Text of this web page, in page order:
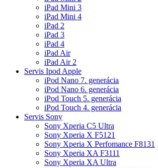
iPad Mini 3
iPad Mini 4
iPad 2
iPad 3
iPad 4
iPad Air
iPad Air 2
Servis Ipod Apple
iPod Nano 7. generácia
iPod Nano 6. generácia
iPod Touch 5. generácia
iPod Touch 4. generácia
Servis Sony
Sony Xperia C5 Ultra
Sony Xperia X F5121
Sony Xperia X Perfomance F8131
Sony Xperia XA F3111
Sony Xperia XA Ultra